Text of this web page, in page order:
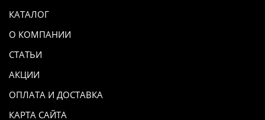
КАТАЛОГ
О КОМПАНИИ
СТАТЬИ
АКЦИИ
ОПЛАТА И ДОСТАВКА
КАРТА САЙТА